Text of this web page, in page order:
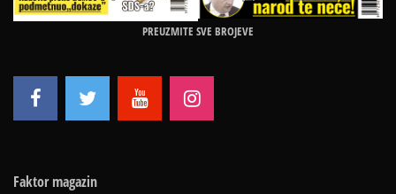
PREUZMITE SVE BROJEVE
Faktor magazin